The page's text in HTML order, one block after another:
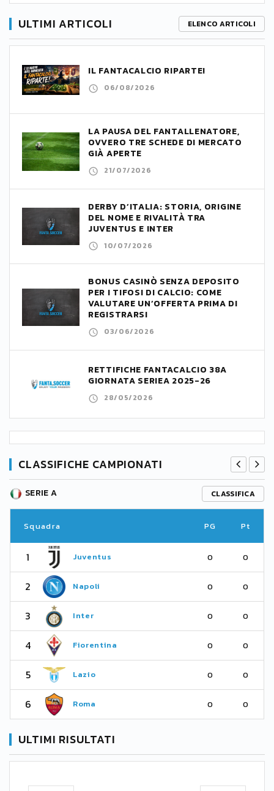
ULTIMI ARTICOLI ELENCO ARTICOLI
IL FANTACALCIO RIPARTE!
06/08/2026
LA PAUSA DEL FANTALLENATORE,
OVVERO TRE SCHEDE DI MERCATO
GIÀ APERTE
21/07/2026
DERBY D’ITALIA: STORIA, ORIGINE
DEL NOME E RIVALITÀ TRA
JUVENTUS E INTER
10/07/2026
BONUS CASINÒ SENZA DEPOSITO
PER I TIFOSI DI CALCIO: COME
VALUTARE UN’OFFERTA PRIMA DI
REGISTRARSI
03/06/2026
RETTIFICHE FANTACALCIO 38A
GIORNATA SERIEA 2025-26
28/05/2026
CLASSIFICHE CAMPIONATI
SERIE A CLASSIFICA
Squadra PG Pt
1 Juventus 0 0
2 Napoli 0 0
3 Inter 0 0
4 Fiorentina 0 0
5 Lazio 0 0
6 Roma 0 0
ULTIMI RISULTATI